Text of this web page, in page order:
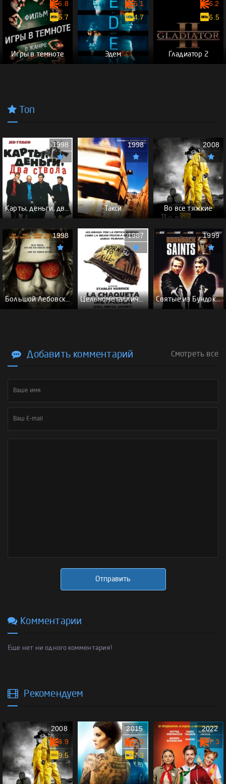
Игры в темноте
6.8
5.7
Эдем
5.1
4.7
Гладиатор 2
6.2
6.5
Топ
Карты, деньги, два ствола - (Перевод Гоблина)
1998
Такси
1998
Во все тяжкие
2008
Большой Лебовски - (Перевод Гоблина)
1998
Цельнометаллическая оболочка - (Перевод Гоблина)
1987
Святые из Бундока \ Святые из трущоб - (Перевод Гоблина)
1999
Добавить комментарий Смотреть все
Отправить
Комментарии
Еще нет ни одного комментария!
Рекомендуем
2008
8.9
9.5
2015
7.0
7.3
2022
7.3